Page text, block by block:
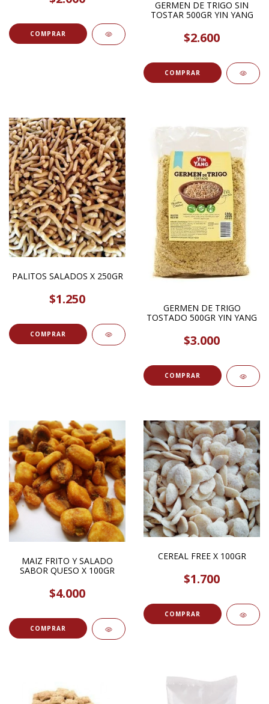
COMPRAR
GERMEN DE TRIGO SIN
TOSTAR 500GR YIN YANG
$2.600
PALITOS SALADOS X 250GR
$1.250
COMPRAR
GERMEN DE TRIGO
TOSTADO 500GR YIN YANG
$3.000
MAIZ FRITO Y SALADO
SABOR QUESO X 100GR
$4.000
COMPRAR
CEREAL FREE X 100GR
$1.700
COMPRAR